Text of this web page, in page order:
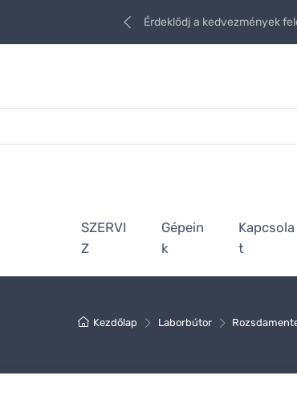
Érdeklődj a kedvezmények
SZERVI
Z
Gépein
k
Kapcsola
t
Kezdőlap Laborbútor